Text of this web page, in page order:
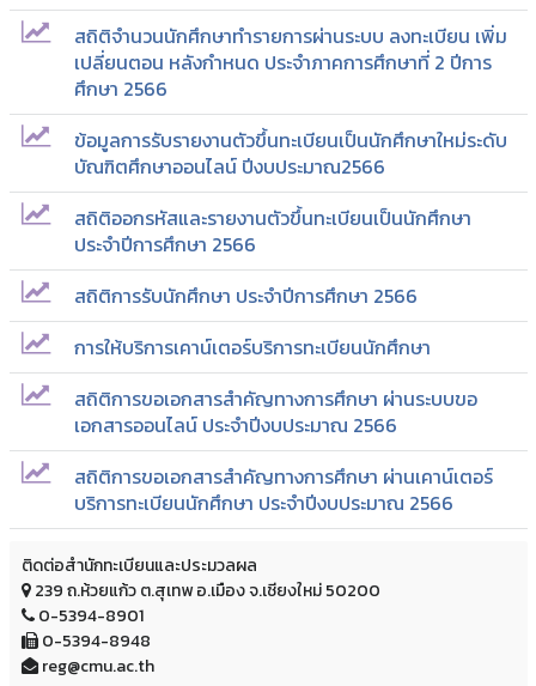
สถิติจำนวนนักศึกษาทำรายการผ่านระบบ ลงทะเบียน เพิ่ม
เปลี่ยนตอน หลังกำหนด ประจำภาคการศึกษาที่ 2 ปีการ
ศึกษา 2566
ข้อมูลการรับรายงานตัวขึ้นทะเบียนเป็นนักศึกษาใหม่ระดับ
บัณฑิตศึกษาออนไลน์ ปีงบประมาณ2566
สถิติออกรหัสและรายงานตัวขึ้นทะเบียนเป็นนักศึกษา
ประจำปีการศึกษา 2566
สถิติการรับนักศึกษา ประจำปีการศึกษา 2566
การให้บริการเคาน์เตอร์บริการทะเบียนนักศึกษา
สถิติการขอเอกสารสำคัญทางการศึกษา ผ่านระบบขอ
เอกสารออนไลน์ ประจำปีงบประมาณ 2566
สถิติการขอเอกสารสำคัญทางการศึกษา ผ่านเคาน์เตอร์
บริการทะเบียนนักศึกษา ประจำปีงบประมาณ 2566
ติดต่อสำนักทะเบียนและประมวลผล
239 ถ.ห้วยแก้ว ต.สุเทพ อ.เมือง จ.เชียงใหม่ 50200
0-5394-8901
0-5394-8948
reg@cmu.ac.th